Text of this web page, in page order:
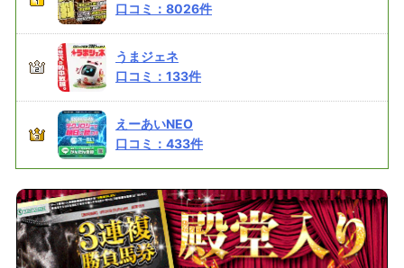
口コミ： 8026件
うまジェネ
口コミ： 133件
えーあいNEO
口コミ： 433件